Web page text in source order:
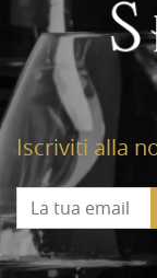
Iscriviti alla